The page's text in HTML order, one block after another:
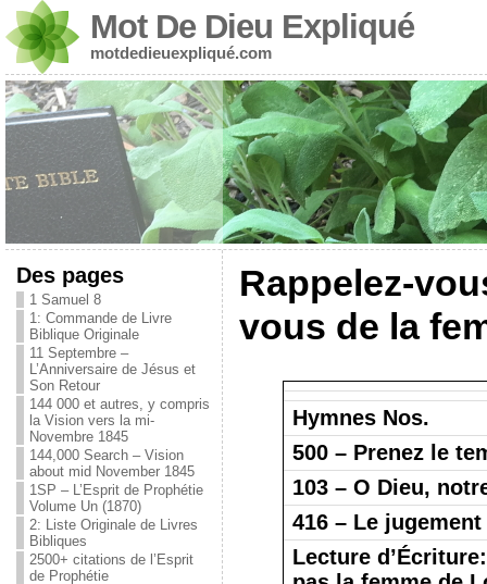
Mot De Dieu Expliqué
motdedieuexpliqué.com
Des pages
1 Samuel 8
1: Commande de Livre
Biblique Originale
11 Septembre –
L’Anniversaire de Jésus et
Son Retour
144 000 et autres, y compris
la Vision vers la mi-
Novembre 1845
144,000 Search – Vision
about mid November 1845
1SP – L’Esprit de Prophétie
Volume Un (1870)
2: Liste Originale de Livres
Bibliques
2500+ citations de l’Esprit
de Prophétie
Rappelez-
vous de la
Hymnes Nos.
500 – Prenez le
103 – O Dieu,
416 – Le
Lecture